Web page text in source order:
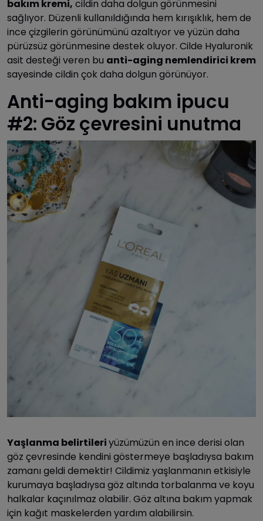
bakım kremi, cildin daha dolgun görünmesini
sağlıyor. Düzenli kullanıldığında hem kırışıklık, hem de
ince çizgilerin görünümünü azaltıyor ve yüzün daha
pürüzsüz görünmesine destek oluyor. Cilde Hyaluronik
asit desteği veren bu anti-aging nemlendirici krem
sayesinde cildin çok daha dolgun görünüyor.
Anti-aging bakım ipucu
#2: Göz çevresini unutma
Yaşlanma belirtileriyüzümüzün en ince derisi olan
göz çevresinde kendini göstermeye başladıysa bakım
zamanı geldi demektir! Cildimiz yaşlanmanın etkisiyle
kurumaya başladıysa göz altında torbalanma ve koyu
halkalar kaçınılmaz olabilir. Göz altına bakım yapmak
için kağıt maskelerden yardım alabilirsin.